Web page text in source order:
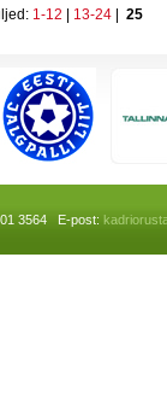
1-12 13-24 25
3564 E-post: